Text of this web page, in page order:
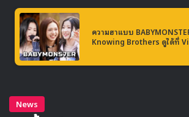
และในวันเดียวกันนี้ แทยอนได้โพสเกี่ยวกั
แกรมส่วนตัวของเธอด้วยโปสเตอร์อาร์ทเวิร์
แฮชแทคอย่างออฟฟิศเชียล Disney Korea
https://www.instagram.com/p/
ความฮาแบบ
Knowing Brothers ดูได้ที่